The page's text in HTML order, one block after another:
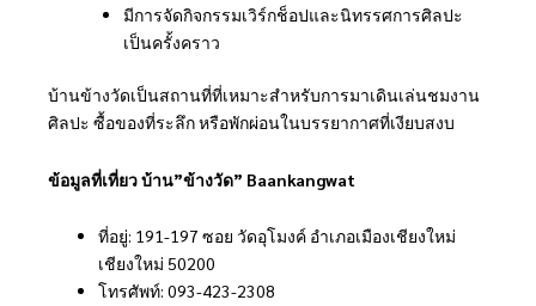
มีการจัดกิจกรรมเวิร์กช็อปและนิทรรศการศิลปะ
เป็นครั้งคราว
บ้านข้างวัดเป็นสถานที่ที่เหมาะสำหรับการมาเดินเล่นชมงาน
ศิลปะ ซื้อของที่ระลึก หรือพักผ่อนในบรรยากาศที่เงียบสงบ
ข้อมูลที่เที่ยว บ้าน”ข้างวัด” Baankangwat
ที่อยู่: 191-197 ซอย วัดอุโมงค์ อำเภอเมืองเชียงใหม่
เชียงใหม่ 50200
โทรศัพท์: 093-423-2308